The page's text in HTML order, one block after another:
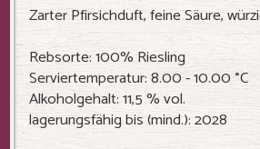
Zarter Pfirsichduft, feine Säure,
Rebsorte: 100% Riesling
Serviertemperatur: 8.00 - 10.00 °C
Alkoholgehalt: 11,5 % vol.
lagerungsfähig bis (mind.): 2028